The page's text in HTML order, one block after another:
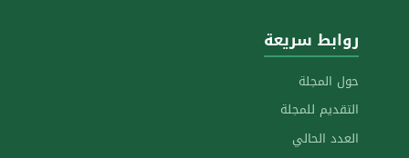
روابط سريعة
حول المجلة
التقديم للمجلة
العدد الحالي